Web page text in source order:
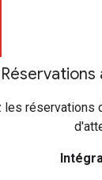
les réservations